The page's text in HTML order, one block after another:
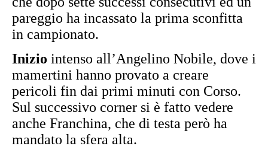
pareggio ha incassato la prima sconfitta
in campionato.
Inizio intenso all’Angelino Nobile, dove i
mamertini hanno provato a creare
pericoli fin dai primi minuti con Corso.
Sul successivo corner si è fatto vedere
anche Franchina, che di testa però ha
mandato la sfera alta.